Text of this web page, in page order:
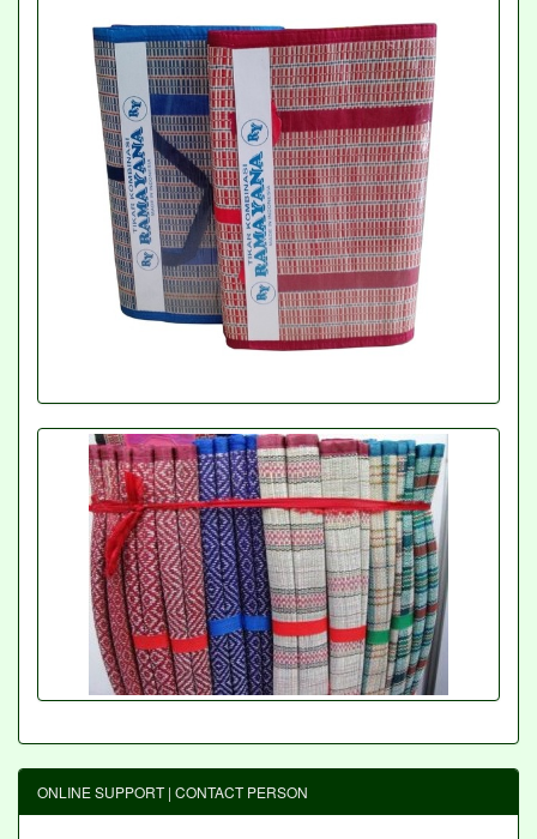
ONLINE SUPPORT | CONTACT PERSON